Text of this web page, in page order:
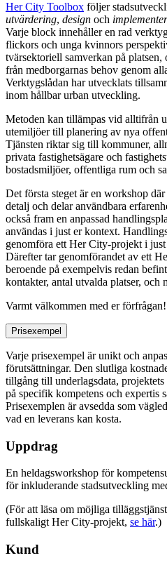
Her City Toolbox följer
utvärdering, design och
Varje block innehåller en rad
flickors och unga kvinnors
tvärsektoriell samverkan på platsen,
från medborgarnas behov genom
Verktygslådan har utvecklats
inom hållbar urban utveckling.
Metoden kan tillämpas vid alltifrån
utemiljöer till planering av nya
Tjänsten riktar sig till kommuner,
privata fastighetsägare och
bostadsmiljöer, offentliga rum och
Det första steget är en workshop
detalj och delar användbara
också fram en anpassad
användas i just er kontext.
genomföra ett Her City-projekt i
Därefter tar genomförandet av ett
beroende på exempelvis redan
kontakter, antal utvalda platser, och
Varmt välkommen med er förfrågan!
Prisexempel
Varje prisexempel är unikt och
förutsättningar. Den slutliga
tillgång till underlagsdata,
på specifik kompetens och expertis
Prisexemplen är avsedda som
vad en leverans kan kosta.
Uppdrag
En heldagsworkshop för
för inkluderande stadsutveckling
(För att läsa om möjliga
fullskaligt Her City-projekt, se här.)
Kund